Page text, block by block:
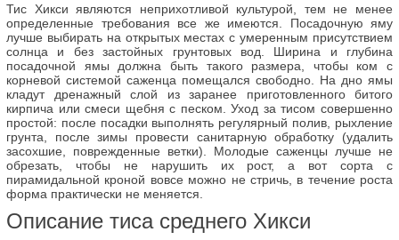
Тис Хикси являются неприхотливой культурой, тем не менее
определенные требования все же имеются. Посадочную яму
лучше выбирать на открытых местах с умеренным присутствием
солнца и без застойных грунтовых вод. Ширина и глубина
посадочной ямы должна быть такого размера, чтобы ком с
корневой системой саженца помещался свободно. На дно ямы
кладут дренажный слой из заранее приготовленного битого
кирпича или смеси щебня с песком. Уход за тисом совершенно
простой: после посадки выполнять регулярный полив, рыхление
грунта, после зимы провести санитарную обработку (удалить
засохшие, поврежденные ветки). Молодые саженцы лучше не
обрезать, чтобы не нарушить их рост, а вот сорта с
пирамидальной кроной вовсе можно не стричь, в течение роста
форма практически не меняется.
Описание тиса среднего Хикси